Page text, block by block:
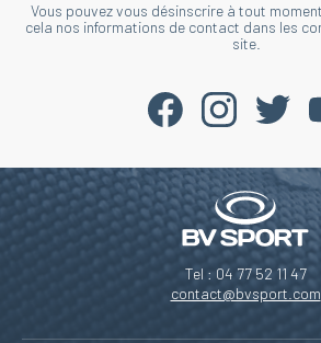
Vous pouvez vous désinscrire à tout
cela nos informations de contact dans les
site.
Tel : 04 77 52 11 47
contact@bvsport.com